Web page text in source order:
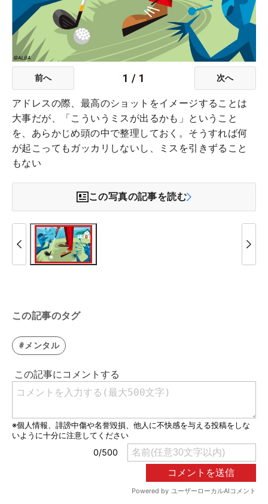
前へ 1 / 1 次へ
アドレスの際、最高のショットをイメージすることは
大事だが、「こういうミスが出るかも」ということ
を、あらかじめ頭の中で整理しておく。そうすれば何
が起こってもガッカリしないし、ミスを引きずること
もない
この写真の記事を読む
この記事のタグ
#メンタル